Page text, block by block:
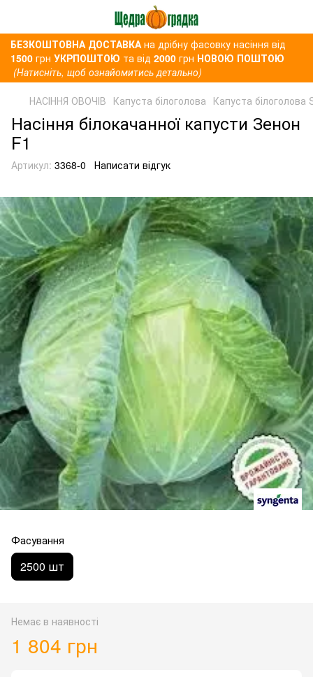
БЕЗКОШТОВНА ДОСТАВКАна дрібну фасовку насіння від
1500 грн УКРПОШТОЮ та від 2000 грн НОВОЮ ПОШТОЮ
(Натисніть, щоб ознайомитись детально)
НАСІННЯ ОВОЧІВ Капуста білоголова Капуста білоголова
Насіння білокачанної капусти Зенон
F1
Артикул: 3368-0 Написати відгук
Фасування
2500 шт
Немає в наявності
1 804 грн